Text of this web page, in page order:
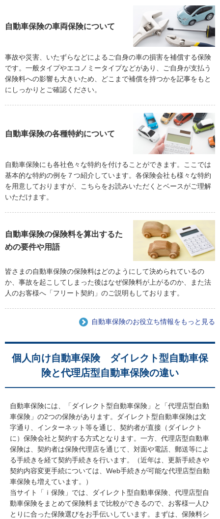
自動車保険の車両保険について
事故や災害、いたずらなどによるご自身の車の損害を補償する保険
です。一般タイプやエコノミータイプなどがあり、ご自身が支払う
保険料への影響も大きいため、どこまで補償を持つかを記事をもと
にしっかりとご確認ください。
自動車保険の各種特約について
自動車保険にも各社色々な特約を付けることができます。ここでは
基本的な特約の例を７つ紹介しています。各保険会社も様々な特約
を用意しておりますが、こちらをお読みいただくとベースがご理解
いただけます。
自動車保険の保険料を算出するた
めの要件や用語
皆さまの自動車保険の保険料はどのようにして決められているの
か、事故を起こしてしまった後はなぜ保険料が上がるのか、また法
人のお客様へ「フリート契約」のご説明もしております。
自動車保険のお役立ち情報をもっと見る
個人向け自動車保険 ダイレクト型自動車保
険と代理店型自動車保険の違い
自動車保険には、「ダイレクト型自動車保険」と「代理店型自動
車保険」の2つの保険があります。ダイレクト型自動車保険は文
字通り、インターネット等を通じ、契約者が直接（ダイレクト
に）保険会社と契約する方式となります。一方、代理店型自動車
保険は、契約者は保険代理店を通じて、対面や電話、郵送等によ
る手続きを経て契約手続きを行います。（近年は、更新手続きや
契約内容変更手続については、Web手続きが可能な代理店型自動
車保険も増えています。）
当サイト「ｉ保険」では、ダイレクト型自動車保険、代理店型自
動車保険をまとめて保険料まで比較ができるので、お客様一人ひ
とりに合った保険選びをお手伝いしています。まずは、保険料シ